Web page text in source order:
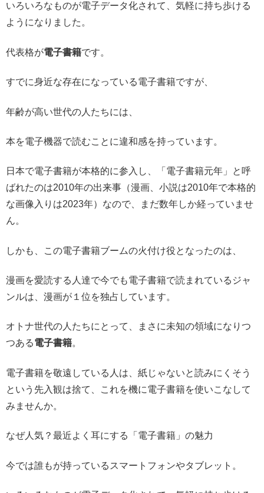
いろいろなものが電子データ化されて、気軽に持ち歩ける
ようになりました。
代表格が電子書籍です。
すでに身近な存在になっている電子書籍ですが、
年齢が高い世代の人たちには、
本を電子機器で読むことに違和感を持っています。
日本で電子書籍が本格的に参入し、「電子書籍元年」と呼
ばれたのは2010年の出来事（漫画、小説は2010年で本格的
な画像入りは2023年）なので、まだ数年しか経っていませ
ん。
しかも、この電子書籍ブームの火付け役となったのは、
漫画を愛読する人達で今でも電子書籍で読まれているジャ
ンルは、漫画が１位を独占しています。
オトナ世代の人たちにとって、まさに未知の領域になりつ
つある電子書籍。
電子書籍を敬遠している人は、紙じゃないと読みにくそう
という先入観は捨て、これを機に電子書籍を使いこなして
みませんか。
なぜ人気？最近よく耳にする「電子書籍」の魅力
今では誰もが持っているスマートフォンやタブレット。